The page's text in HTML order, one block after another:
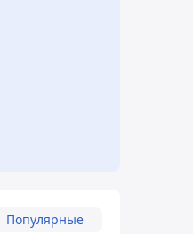
Популярные